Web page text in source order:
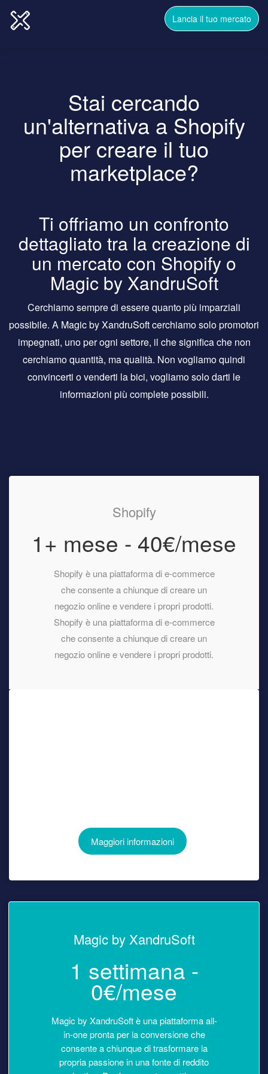
Lancia il tuo mercato
Stai cercando
un'alternativa a Shopify
per creare il tuo
marketplace?
Ti offriamo un confronto
dettagliato tra la creazione di
un mercato con Shopify o
Magic by XandruSoft
Cerchiamo sempre di essere quanto più imparziali
possibile. A Magic by XandruSoft cerchiamo solo promotori
impegnati, uno per ogni settore, il che significa che non
cerchiamo quantità, ma qualità. Non vogliamo quindi
convincerti o venderti la bici, vogliamo solo darti le
informazioni più complete possibili.
Shopify
1+ mese - 40€/mese
Shopify è una piattaforma di e-commerce
che consente a chiunque di creare un
negozio online e vendere i propri prodotti.
Shopify è una piattaforma di e-commerce
che consente a chiunque di creare un
negozio online e vendere i propri prodotti.
Maggiori informazioni
Magic by XandruSoft
1 settimana -
0€/mese
Magic by XandruSoft è una piattaforma all-
in-one pronta per la conversione che
consente a chiunque di trasformare la
propria passione in una fonte di reddito